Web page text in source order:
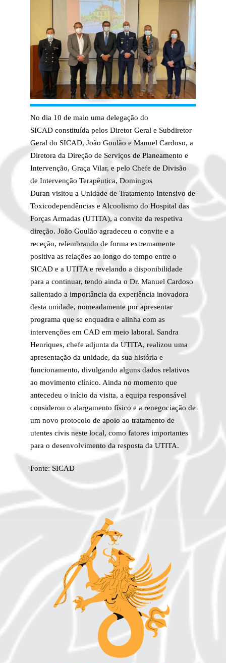
No dia 10 de maio uma delegação do
SICAD constituída pelos Diretor Geral e Subdiretor
Geral do SICAD, João Goulão e Manuel Cardoso, a
Diretora da Direção de Serviços de Planeamento e
Intervenção, Graça Vilar, e pelo Chefe de Divisão
de Intervenção Terapêutica, Domingos
Duran visitou a Unidade de Tratamento Intensivo de
Toxicodependências e Alcoolismo do Hospital das
Forças Armadas (UTITA), a convite da respetiva
direção. João Goulão agradeceu o convite e a
receção, relembrando de forma extremamente
positiva as relações ao longo do tempo entre o
SICAD e a UTITA e revelando a disponibilidade
para a continuar, tendo ainda o Dr. Manuel Cardoso
salientado a importância da experiência inovadora
desta unidade, nomeadamente por apresentar
programa que se enquadra e alinha com as
intervenções em CAD em meio laboral. Sandra
Henriques, chefe adjunta da UTITA, realizou uma
apresentação da unidade, da sua história e
funcionamento, divulgando alguns dados relativos
ao movimento clínico. Ainda no momento que
antecedeu o início da visita, a equipa responsável
considerou o alargamento físico e a renegociação de
um novo protocolo de apoio ao tratamento de
utentes civis neste local, como fatores importantes
para o desenvolvimento da resposta da UTITA. ​
Fonte: SICAD